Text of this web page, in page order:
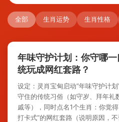
全部 生肖运势 生肖性格
年味守护计划：你守哪
统玩成网红套路？
设定：灵肖宝甸启动“年味守护计
守住的传统习俗（如守岁、拜年礼
戚等），同时点名1个生肖：你觉
打卡式”的网红套路（说明原因，